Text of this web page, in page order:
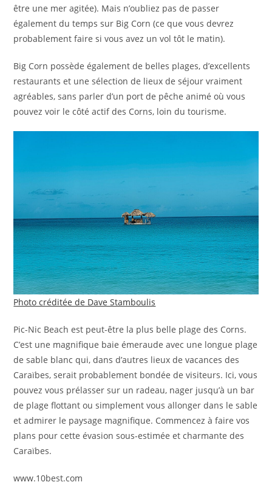
être une mer agitée). Mais n’oubliez pas de passer
également du temps sur Big Corn (ce que vous devrez
probablement faire si vous avez un vol tôt le matin).
Big Corn possède également de belles plages, d’excellents
restaurants et une sélection de lieux de séjour vraiment
agréables, sans parler d’un port de pêche animé où vous
pouvez voir le côté actif des Corns, loin du tourisme.
Photo créditée de Dave Stamboulis
Pic-Nic Beach est peut-être la plus belle plage des Corns.
C’est une magnifique baie émeraude avec une longue plage
de sable blanc qui, dans d’autres lieux de vacances des
Caraïbes, serait probablement bondée de visiteurs. Ici, vous
pouvez vous prélasser sur un radeau, nager jusqu’à un bar
de plage flottant ou simplement vous allonger dans le sable
et admirer le paysage magnifique. Commencez à faire vos
plans pour cette évasion sous-estimée et charmante des
Caraïbes.
www.10best.com